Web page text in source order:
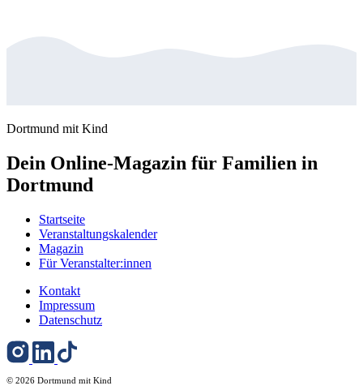
Dortmund mit Kind
Dein Online-Magazin für Familien in
Dortmund
Startseite
Veranstaltungskalender
Magazin
Für Veranstalter:innen
Kontakt
Impressum
Datenschutz
© 2026 Dortmund mit Kind